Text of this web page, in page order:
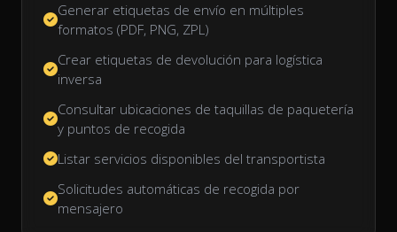
Generar etiquetas de envío en múltiples
formatos (PDF, PNG, ZPL)
Crear etiquetas de devolución para logística
inversa
Consultar ubicaciones de taquillas de paquetería
y puntos de recogida
Listar servicios disponibles del transportista
Solicitudes automáticas de recogida por
mensajero